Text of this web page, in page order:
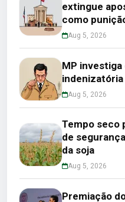
extingue
como
Aug 5, 2026
MP
Aug 5, 2026
Tempo seco
de
da soja
Aug 5, 2026
Premiação